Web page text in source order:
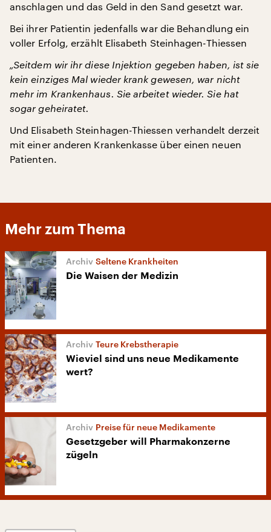
anschlagen und das Geld in den Sand gesetzt war.
Bei ihrer Patientin jedenfalls war die Behandlung ein
voller Erfolg, erzählt Elisabeth Steinhagen-Thiessen
„Seitdem wir ihr diese Injektion gegeben haben, ist sie
kein einziges Mal wieder krank gewesen, war nicht
mehr im Krankenhaus. Sie arbeitet wieder. Sie hat
sogar geheiratet.
Und Elisabeth Steinhagen-Thiessen verhandelt derzeit
mit einer anderen Krankenkasse über einen neuen
Patienten.
Mehr zum Thema
Seltene Krankheiten
Die Waisen der Medizin
Teure Krebstherapie
Wieviel sind uns neue Medikamente
wert?
Preise für neue Medikamente
Gesetzgeber will Pharmakonzerne
zügeln